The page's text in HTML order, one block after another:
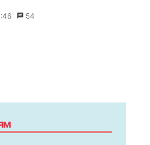
54